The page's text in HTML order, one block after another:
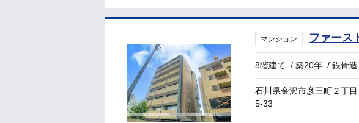
マンション ファース
8階建て /築20年 /鉄骨造
石川県金沢市彦三町２丁目
5-33